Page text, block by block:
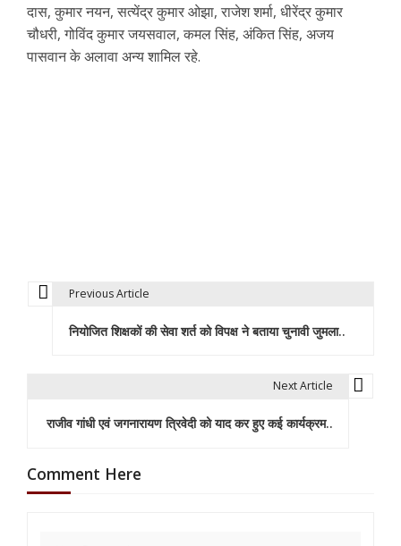
दास, कुमार नयन, सत्येंद्र कुमार ओझा, राजेश शर्मा, धीरेंद्र कुमार
चौधरी, गोविंद कुमार जयसवाल, कमल सिंह, अंकित सिंह, अजय
पासवान के अलावा अन्य शामिल रहे.
a
v
Previous Article
नियोजित शिक्षकों की सेवा शर्त को विपक्ष ने बताया चुनावी जुमला..
Next Article
राजीव गांधी एवं जगनारायण त्रिवेदी को याद कर हुए कई कार्यक्रम..
Comment Here